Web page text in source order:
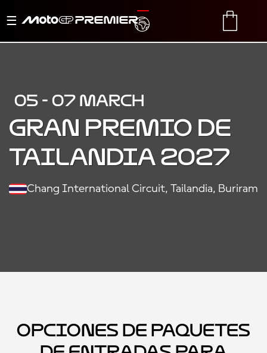
Alternar
TRANSLATE
05 - 07 MARCH
Gran Premio de
Tailandia 2027
Chang International Circuit, Tailandia, Buriram
Opciones de paquetes